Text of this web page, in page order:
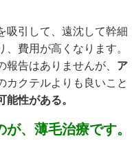
吸引して、遠沈して幹細
費用が高くなります。
報告はありませんが、 ア
カクテルよりも良いこと
性がある。
、薄毛治療です。